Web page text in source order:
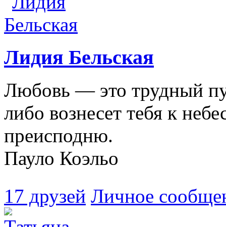
Лидия Бельская
Любовь — это трудный
либо вознесет тебя к
преисподню.
Пауло Коэльо
17 друзей Личное